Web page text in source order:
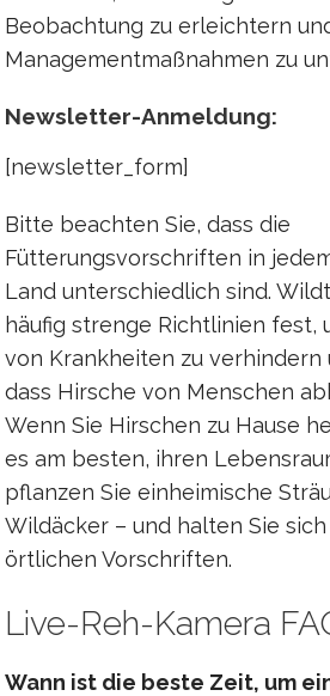
Beobachtung zu erleichtern
Managementmaßnahmen zu
Newsletter-Anmeldung:
[newsletter_form]
Bitte beachten Sie, dass die
Fütterungsvorschriften in
Land unterschiedlich sind.
häufig strenge Richtlinien fest,
von Krankheiten zu verhindern
dass Hirsche von Menschen
Wenn Sie Hirschen zu Hause
es am besten, ihren
pflanzen Sie einheimische
Wildäcker – und halten Sie
örtlichen Vorschriften.
Live-Reh-Kamera
Wann ist die beste Zeit, um